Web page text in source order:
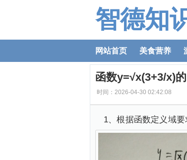
智德知
网站首页 美食营养
函数y=√x(3+3/x)
时间：2026-04-30 02:42:08
1、根据函数定义域